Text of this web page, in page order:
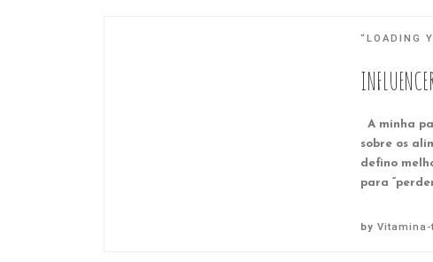
“LOADING
A minha
sobre os
defino
para
by Vitamina-